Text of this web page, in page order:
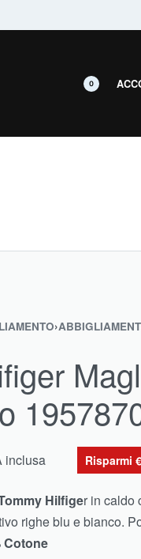
0
›
inclusa Risparmi
Hilfiger in caldo
righe blu e bianco.
Cotone